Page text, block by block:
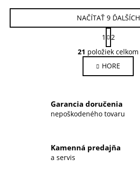
O
v
l
á
a
c
p
r
NAČÍTAŤ 9 ĎALŠÍCH
S
t
r
á
n
k
a
n
1
2
21 položiek celkom
HORE
Garancia doručenia
nepoškodeného tovaru
Kamenná predajňa
a servis